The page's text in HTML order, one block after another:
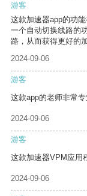
游客
这款加速器app的功
一个自动切换线路的
路，从而获得更好的
2024-09-06
游客
这款app的老师非常
2024-09-06
游客
这款加速器VPM应用
2024-09-06